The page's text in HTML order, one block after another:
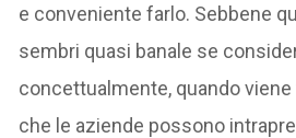
e conveniente farlo. Sebbene
sembri quasi banale se
concettualmente, quando
che le aziende possono